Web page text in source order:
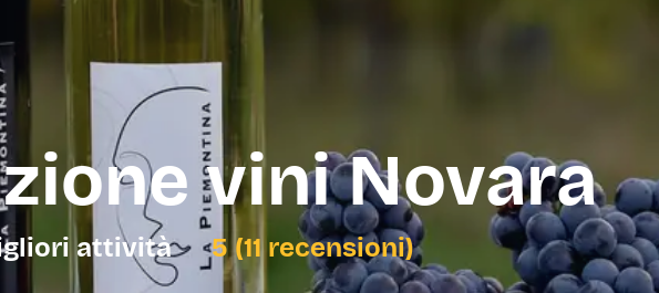
Un regalo digitale che
scegliere esperienze
outdoor in tutta Italia.
Regala una Gift Card Laurea
Addio al
celibato
vini Novara
attività 5 (11 recensioni)